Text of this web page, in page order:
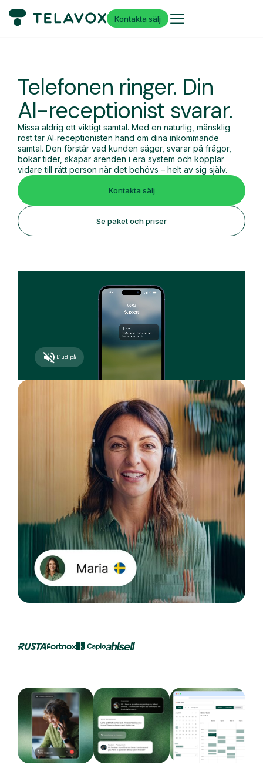
Kontakta sälj
Telefonen ringer. Din
AI-receptionist svarar.
Missa aldrig ett viktigt samtal. Med en naturlig, mänsklig
röst tar AI‑receptionisten hand om dina inkommande
samtal. Den förstår vad kunden säger, svarar på frågor,
bokar tider, skapar ärenden i era system och kopplar
vidare till rätt person när det behövs – helt av sig själv.
Kontakta sälj
Se paket och priser
Ljud på